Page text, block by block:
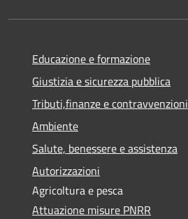
Educazione e formazione
Giustizia e sicurezza pubblica
Tributi,finanze e contravvenzioni
Ambiente
Salute, benessere e assistenza
Autorizzazioni
Agricoltura e pesca
Attuazione misure PNRR